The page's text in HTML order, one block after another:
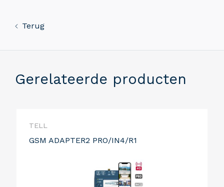
Terug
Gerelateerde producten
TELL
GSM ADAPTER2 PRO/IN4/R1